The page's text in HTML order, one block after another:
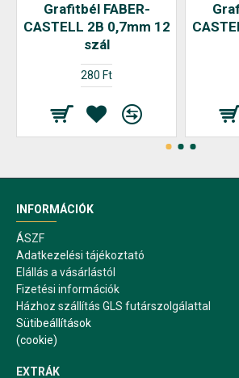
Grafitbél FABER-
CASTELL 2B 0,7mm 12
szál
280 Ft
INFORMÁCIÓK
ÁSZF
Adatkezelési tájékoztató
Elállás a vásárlástól
Fizetési információk
Házhoz szállítás GLS futárszolgálattal
Sütibeállítások
(cookie)
EXTRÁK